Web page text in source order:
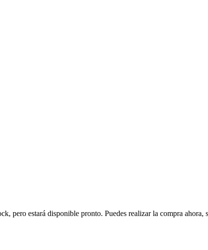
pero estará disponible pronto. Puedes realizar la compra